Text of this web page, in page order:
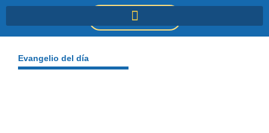
DONACIONES
Evangelio del día